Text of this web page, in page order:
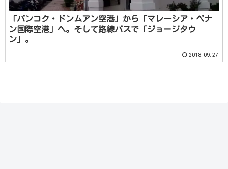
「バンコク・ドンムアン空港」から「マレーシア・ペナ
ン国際空港」へ。そして路線バスで「ジョージタウ
ン」。
2018.09.27